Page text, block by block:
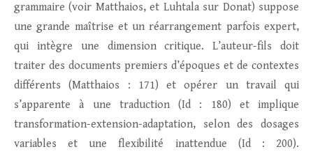
grammaire (voir Matthaios, et Luhtala sur Donat) suppose
une grande maîtrise et un réarrangement parfois expert,
qui intègre une dimension critique. L’auteur-fils doit
traiter des documents premiers d’époques et de contextes
différents (Matthaios : 171) et opérer un travail qui
s’apparente à une traduction (Id : 180) et implique
transformation-extension-adaptation, selon des dosages
variables et une flexibilité inattendue (Id : 200).